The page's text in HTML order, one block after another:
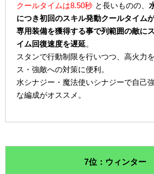
クールタイムは8.50秒 と長いものの、
につき初回のスキル発動クールタイム
専用装備を獲得する事で列範囲の敵に
イム回復速度を遅延。
スタンで行動制限を行いつつ、高火力
ス・強敵への対策に便利。
水シナジー・魔法使いシナジーで自己
な編成がオススメ。
7位：ウィンター